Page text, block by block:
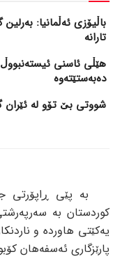
باڵیۆزی ئەڵمانیا:
تارانە
هێڵی ئاسنی ئیستەنبووڵ
دەبەستێتەوە
شووتی بێ تۆو لە
بە پێی ڕاپۆرتی
کوردستان بە
یەکێتی هاوردە و
پارێزگاری ئەسفەهان